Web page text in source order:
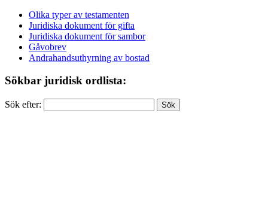
Olika typer av testamenten
Juridiska dokument för gifta
Juridiska dokument för sambor
Gåvobrev
Andrahandsuthyrning av bostad
Sökbar juridisk ordlista:
Sök efter: